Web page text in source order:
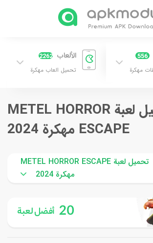
556
مهكرة
الألعاب 2262
تحميل العاب مهكرة
تحميل لعبة METEL HORROR
ESCAPE مهكرة 2024
تحميل لعبة METEL HORROR ESCAPE
مهكرة 2024
20 أفضل لعبة